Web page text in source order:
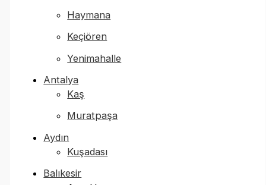
Haymana
Keçiören
Yenimahalle
Antalya
Kaş
Muratpaşa
Aydın
Kuşadası
Balıkesir